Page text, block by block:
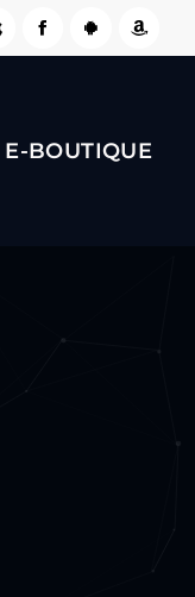
BERNARD MINET -
E-BOUTIQUE